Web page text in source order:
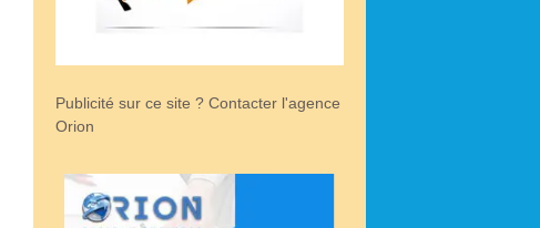
Publicité sur ce site ? Contacter l'agence
Orion